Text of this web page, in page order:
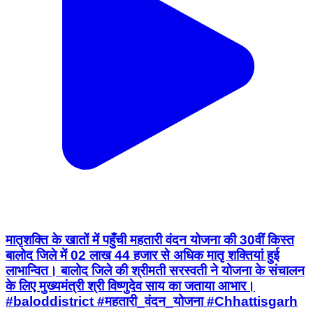
मातृशक्ति के खातों में पहुँची महतारी वंदन योजना की 30वीं किस्त
बालोद जिले में 02 लाख 44 हजार से अधिक मातृ शक्तियां हुई
लाभान्वित। बालोद जिले की श्रीमती सरस्वती ने योजना के संचालन
के लिए मुख्यमंत्री श्री विष्णुदेव साय का जताया आभार।
#baloddistrict #महतारी_वंदन_योजना #Chhattisgarh